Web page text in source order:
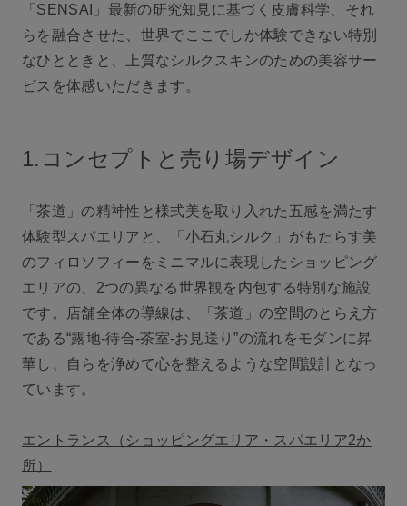
「SENSAI」最新の研究知見に基づく皮膚科学、それ
らを融合させた、世界でここでしか体験できない特別
なひとときと、上質なシルクスキンのための美容サー
ビスを体感いただきます。
1.コンセプトと売り場デザイン
「茶道」の精神性と様式美を取り入れた五感を満たす
体験型スパエリアと、「小石丸シルク」がもたらす美
のフィロソフィーをミニマルに表現したショッピング
エリアの、2つの異なる世界観を内包する特別な施設
です。店舗全体の導線は、「茶道」の空間のとらえ方
である“露地-待合-茶室-お見送り”の流れをモダンに昇
華し、自らを浄めて心を整えるような空間設計となっ
ています。
エントランス（ショッピングエリア・スパエリア2か
所）